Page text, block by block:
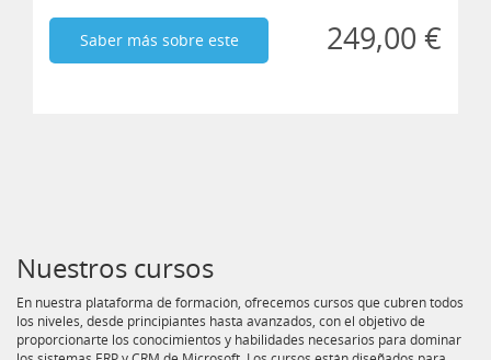
Saber más sobre este 249,00 €
Nuestros cursos
En nuestra plataforma de formación, ofrecemos cursos que cubren todos
los niveles, desde principiantes hasta avanzados, con el objetivo de
proporcionarte los conocimientos y habilidades necesarios para dominar